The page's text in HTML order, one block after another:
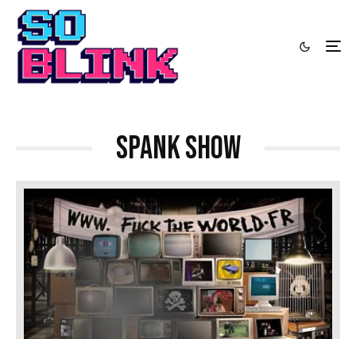
spank show